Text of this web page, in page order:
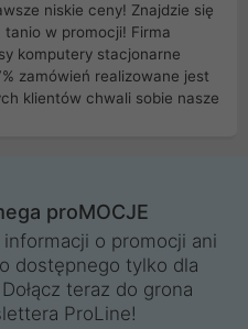
niskie ceny! Znajdzie się
tanio w promocji! Firma
komputery stacjonarne
zamówień realizowane jest
klientów chwali sobie nasze
Gliwice, Kalisz, Bytom,
obsługa!
kapitałem. Działamy
kraju! Posiadamy siedzibę
terenie kraju. Cała
proMOCJE
o promocji ani
dostępnego tylko dla
teraz do grona
ProLine!